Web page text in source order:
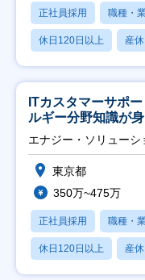
正社員採用 職種・
休日120日以上 産
ITカスタマーサポ
ルギー分野知識が身
エナジー・ソリューシ
東京都
350万~475万
正社員採用 職種・
休日120日以上 産